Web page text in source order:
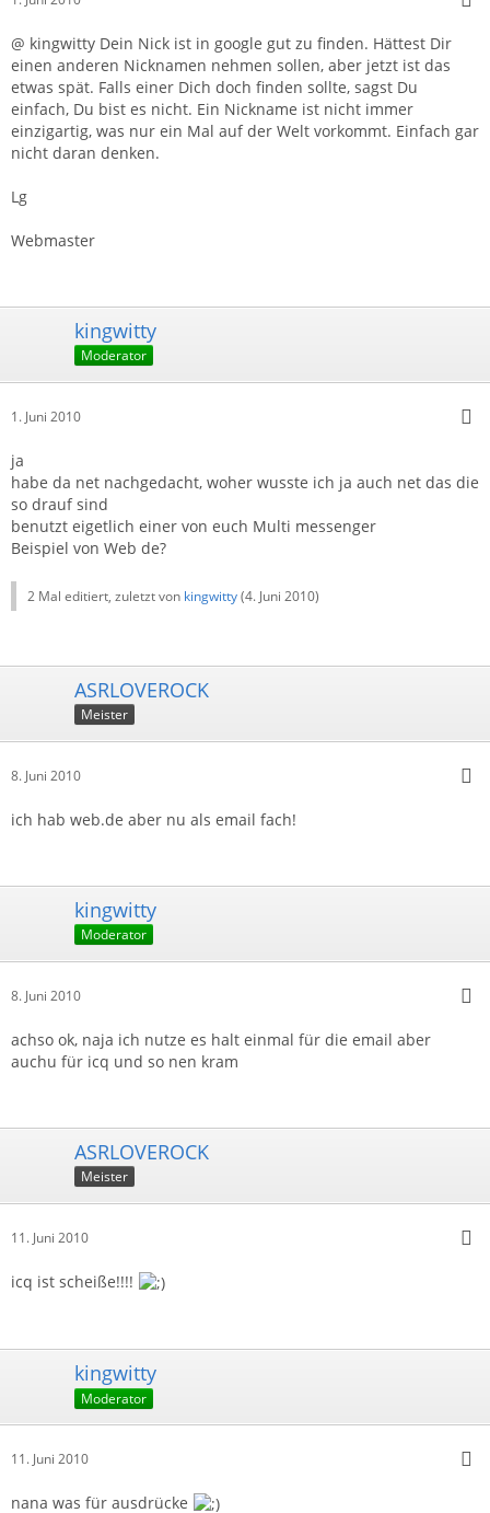
@ kingwitty Dein Nick ist in google gut zu finden. Hättest Dir
einen anderen Nicknamen nehmen sollen, aber jetzt ist das
etwas spät. Falls einer Dich doch finden sollte, sagst Du
einfach, Du bist es nicht. Ein Nickname ist nicht immer
einzigartig, was nur ein Mal auf der Welt vorkommt. Einfach gar
nicht daran denken.
Lg
Webmaster
kingwitty
Moderator
1. Juni 2010
ja
habe da net nachgedacht, woher wusste ich ja auch net das die
so drauf sind
benutzt eigetlich einer von euch Multi messenger
Beispiel von Web de?
2 Mal editiert, zuletzt von kingwitty(4. Juni 2010)
ASRLOVEROCK
Meister
8. Juni 2010
ich hab web.de aber nu als email fach!
kingwitty
Moderator
8. Juni 2010
achso ok, naja ich nutze es halt einmal für die email aber
auchu für icq und so nen kram
ASRLOVEROCK
Meister
11. Juni 2010
icq ist scheiße!!!!
kingwitty
Moderator
11. Juni 2010
nana was für ausdrücke